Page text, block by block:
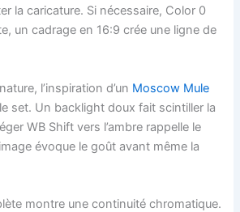
la caricature. Si nécessaire, Color 0
un cadrage en 16:9 crée une ligne de
l’inspiration d’un Moscow Mule
set. Un backlight doux fait scintiller la
WB Shift vers l’ambre rappelle le
évoque le goût avant même la
montre une continuité chromatique.